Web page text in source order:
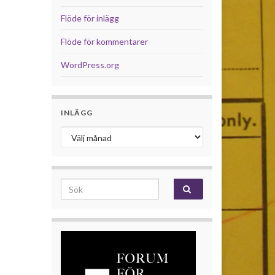
Flöde för inlägg
Flöde för kommentarer
WordPress.org
INLÄGG
Inlägg
Search for: